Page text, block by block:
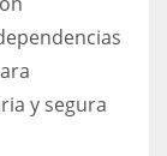
y segura